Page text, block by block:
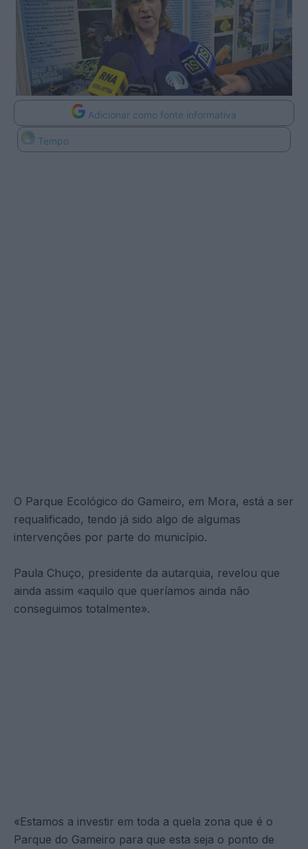
Adicionar como fonte informativa
Tempo
O Parque Ecológico do Gameiro, em Mora, está a ser
requalificado, tendo já sido algo de algumas
intervenções por parte do município.
Paula Chuço, presidente da autarquia, revelou que
ainda assim «aquilo que queríamos ainda não
conseguimos totalmente».
«Estamos a investir em toda a quela zona que é o
Parque do Gameiro para que esta seja o ponto de